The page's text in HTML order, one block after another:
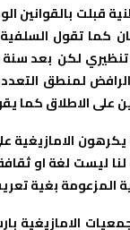
قبلت بالقوانين
كما تقول
لمنطق
على الاطلاق كما
يكرهون
بغية تعريب
الامازيغية